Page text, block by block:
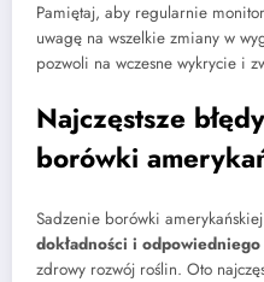
Pamiętaj, aby regularnie
uwagę na wszelkie zmiany w
pozwoli na wczesne wykrycie i
Najczęstsze
borówki
Sadzenie borówki
dokładności i
zdrowy rozwój roślin. Oto